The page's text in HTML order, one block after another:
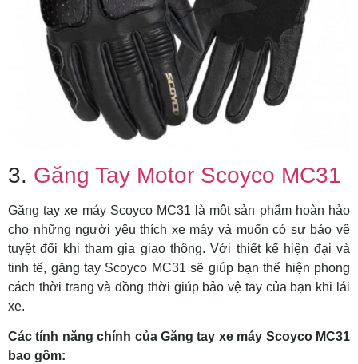
3. Găng Tay Motor Scoyco MC31
Găng tay xe máy Scoyco MC31 là một sản phẩm hoàn hảo
cho những người yêu thích xe máy và muốn có sự bảo vệ
tuyệt đối khi tham gia giao thông. Với thiết kế hiện đại và
tinh tế, găng tay Scoyco MC31 sẽ giúp bạn thể hiện phong
cách thời trang và đồng thời giúp bảo vệ tay của bạn khi lái
xe.
Các tính năng chính của Găng tay xe máy Scoyco MC31
bao gồm: